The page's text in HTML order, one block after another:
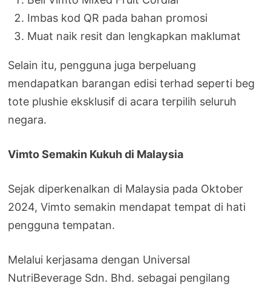
Imbas kod QR pada bahan promosi
Muat naik resit dan lengkapkan maklumat
Selain itu, pengguna juga berpeluang
mendapatkan barangan edisi terhad seperti beg
tote plushie eksklusif di acara terpilih seluruh
negara.
Vimto Semakin Kukuh di Malaysia
Sejak diperkenalkan di Malaysia pada Oktober
2024, Vimto semakin mendapat tempat di hati
pengguna tempatan.
Melalui kerjasama dengan Universal
NutriBeverage Sdn. Bhd. sebagai pengilang